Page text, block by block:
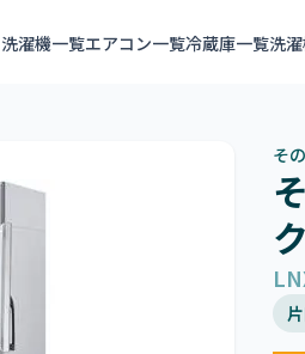
洗濯機一覧エアコン一覧冷蔵庫一覧洗
そ